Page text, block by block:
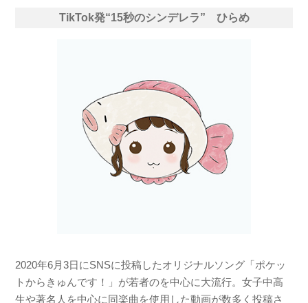
TikTok発“15秒のシンデレラ” ひらめ
2020年6月3日にSNSに投稿したオリジナルソング「ポケッ
トからきゅんです！」が若者のを中心に大流行。女子中高
生や著名人を中心に同楽曲を使用した動画が数多く投稿さ